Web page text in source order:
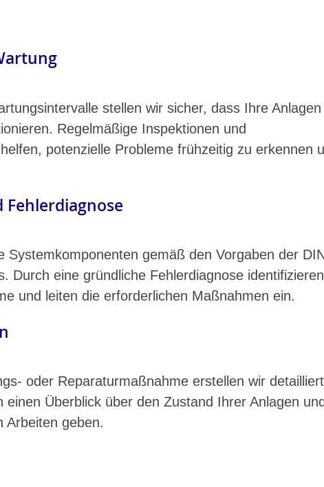
stellen wir sicher, dass Ihre Anlagen
Regelmäßige Inspektionen und
potenzielle Probleme frühzeitig zu erkennen
Systemkomponenten gemäß den Vorgaben der
Durch eine gründliche Fehlerdiagnose identifizieren
und leiten die erforderlichen Maßnahmen ein.
oder Reparaturmaßnahme erstellen wir
einen Überblick über den Zustand Ihrer Anlagen
Arbeiten geben.